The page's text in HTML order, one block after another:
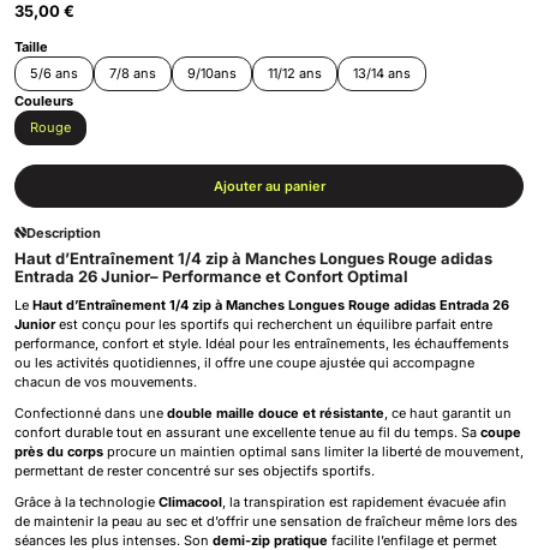
35,00€
Taille
5/6 ans
7/8 ans 9/10ans 11/12 ans
13/14 ans
Couleurs
Rouge
Ajouter au panier
Description
Haut d’Entraînement 1/4 zip à Manches Longues Rouge adidas
Entrada 26 Junior– Performance et Confort Optimal
Le Haut d’Entraînement 1/4 zip à Manches Longues Rouge adidas Entrada 26
Juniorest conçu pour les sportifs qui recherchent un équilibre parfait entre
performance, confort et style. Idéal pour les entraînements, les échauffements
ou les activités quotidiennes, il offre une coupe ajustée qui accompagne
chacun de vos mouvements.
Confectionné dans une double maille douce et résistante, ce haut garantit un
confort durable tout en assurant une excellente tenue au fil du temps. Sa coupe
près du corps procure un maintien optimal sans limiter la liberté de mouvement,
permettant de rester concentré sur ses objectifs sportifs.
Grâce à la technologie Climacool, la transpiration est rapidement évacuée afin
de maintenir la peau au sec et d’offrir une sensation de fraîcheur même lors des
séances les plus intenses. Son demi-zip pratique facilite l’enfilage et permet